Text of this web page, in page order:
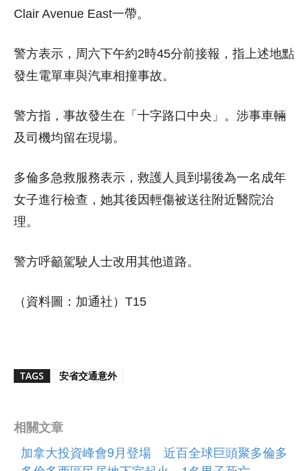
Clair Avenue East一帶。
警方表示，周六下午約2時45分前接報，指上述地點
發生電單車與汽車相撞事故。
警方指，事故發生在「十字路口中央」。涉事車輛
及司機均留在現場。
多倫多急救服務表示，救護人員到場後為一名成年
女子進行檢查，她其後因輕傷被送往附近醫院治
理。
警方呼籲駕駛人士改用其他道路。
（資料圖：加通社）T15
TAGS 安省交通意外
相關文章
加拿大投資峰會9月登場 近百全球巨頭聚多倫多